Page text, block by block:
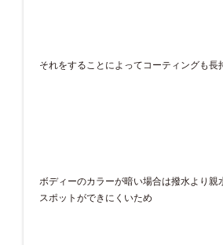
それをすることによってコーティングも長
ボディーのカラーが暗い場合は撥水より親
スポットができにくいため